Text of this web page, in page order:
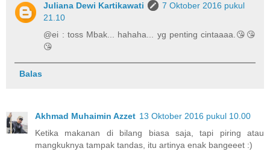
Juliana Dewi Kartikawati
7 Oktober 2016 pukul
21.10
@ei : toss Mbak... hahaha... yg penting cintaaaa.😘😘
😘
Balas
Akhmad Muhaimin Azzet 13 Oktober 2016 pukul 10.00
Ketika makanan di bilang biasa saja, tapi piring atau
mangkuknya tampak tandas, itu artinya enak bangeeet :)